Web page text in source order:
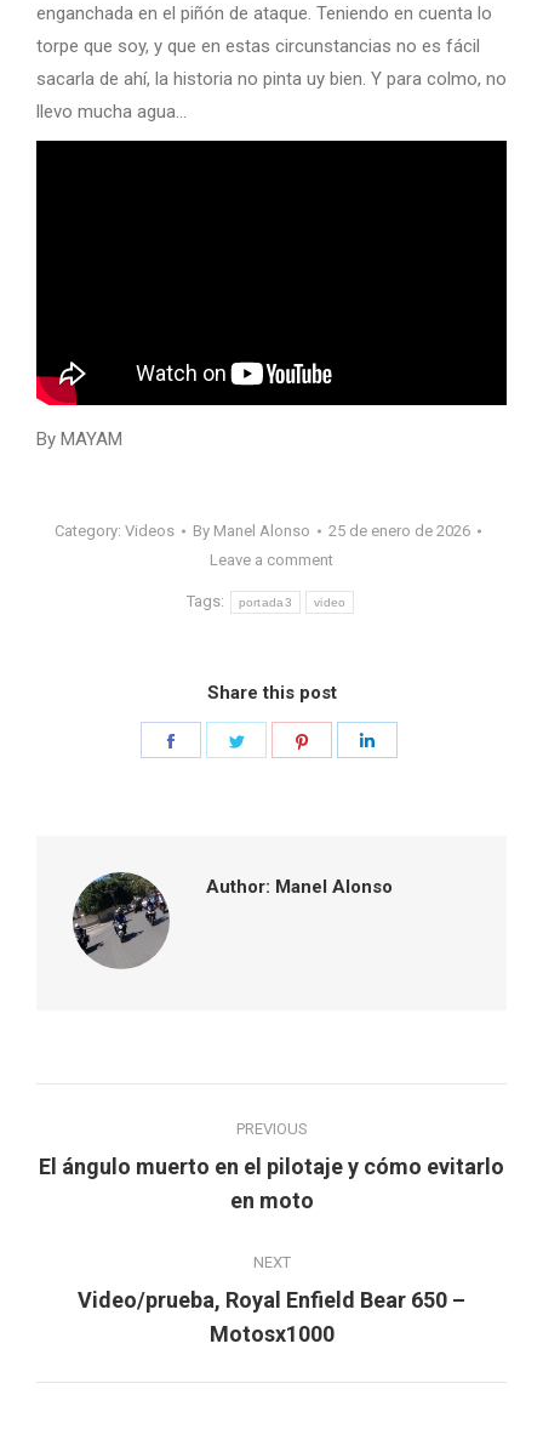
enganchada en el piñón de ataque. Teniendo en cuenta lo
torpe que soy, y que en estas circunstancias no es fácil
sacarla de ahí, la historia no pinta uy bien. Y para colmo, no
llevo mucha agua…
By MAYAM
Category: Videos By Manel Alonso
25 de enero de 2026
Leave a comment
Tags: portada3 video
Share this post
Author: Manel Alonso
navigation
PREVIOUS
Previous
post:
El ángulo muerto en el pilotaje y cómo evitarlo
en moto
NEXT
Next
post:
Video/prueba, Royal Enfield Bear 650 –
Motosx1000